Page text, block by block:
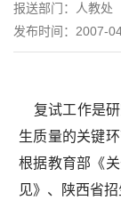
报送部门：人教处
发布时间：2007-
复试工作是研
生质量的关键
根据教育部《
见》、陕西省